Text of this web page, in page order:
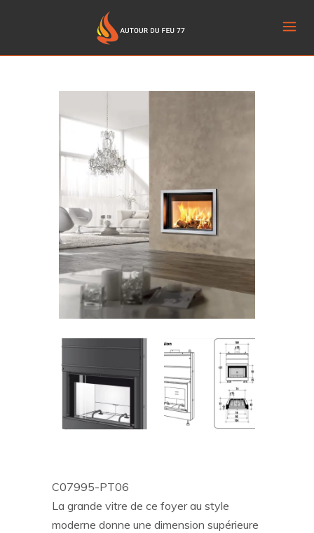
C07995-PT06
La grande vitre de ce foyer au style
moderne donne une dimension supérieure